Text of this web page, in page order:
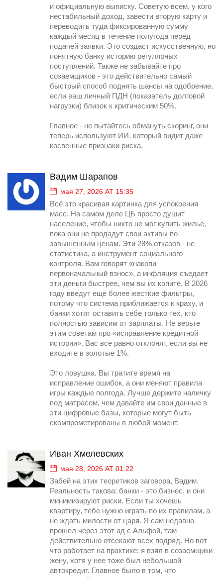
и официальную выписку. Советую всем, у кого
нестабильный доход, завести вторую карту и
переводить туда фиксированную сумму
каждый месяц в течение полугода перед
подачей заявки. Это создаст искусственную, но
понятную банку историю регулярных
поступлений. Также не забывайте про
созаемщиков - это действительно самый
быстрый способ поднять шансы на одобрение,
если ваш личный ПДН (показатель долговой
нагрузки) близок к критическим 50%.
Главное - не пытайтесь обмануть скоринг, они
теперь используют ИИ, который видит даже
косвенные признаки риска.
Вадим Шарапов
мая 27, 2026 AT 15:35
Всё это красивая картинка для успокоения
масс. На самом деле ЦБ просто душит
население, чтобы никто не мог купить жилье,
пока они не продадут свои активы по
завышенным ценам. Эти 28% отказов - не
статистика, а инструмент социального
контроля. Вам говорят «накопи
первоначальный взнос», а инфляция съедает
эти деньги быстрее, чем вы их копите. В 2026
году введут еще более жесткие фильтры,
потому что система приближается к краху, и
банки хотят оставить себе только тех, кто
полностью зависим от зарплаты. Не верьте
этим советам про «исправление кредитной
истории». Вас все равно отклонят, если вы не
входите в золотые 1%.
Это ловушка. Вы тратите время на
исправление ошибок, а они меняют правила
игры каждые полгода. Лучше держите наличку
под матрасом, чем давайте им свои данные в
эти цифровые базы, которые могут быть
скомпрометированы в любой момент.
Иван Хмелевских
мая 28, 2026 AT 01:22
Забей на этих теоретиков заговора, Вадим.
Реальность такова: банки - это бизнес, и они
минимизируют риски. Если ты хочешь
квартиру, тебе нужно играть по их правилам, а
не ждать милости от царя. Я сам недавно
прошел через этот ад с Альфой, там
действительно отсекают всех подряд. Но вот
что работает на практике: я взял в созаемщики
жену, хотя у нее тоже был небольшой
автокредит. Главное было в том, что